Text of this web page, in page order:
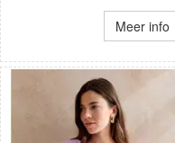
Meer info